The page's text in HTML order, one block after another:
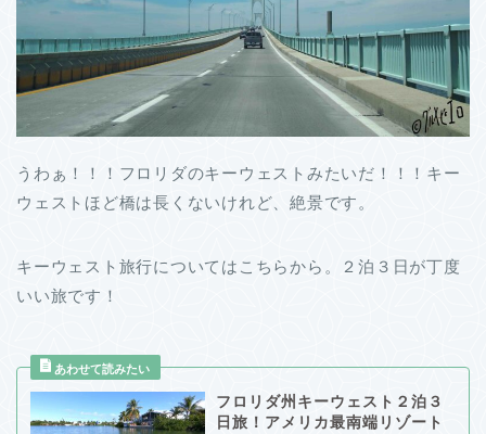
うわぁ！！！フロリダのキーウェストみたいだ！！！キー
ウェストほど橋は長くないけれど、絶景です。
キーウェスト旅行についてはこちらから。２泊３日が丁度
いい旅です！
フロリダ州キーウェスト２泊３
日旅！アメリカ最南端リゾート